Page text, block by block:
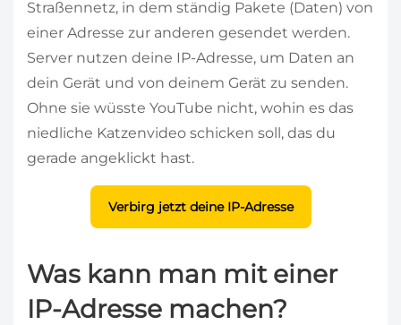
Straßennetz, in dem ständig Pakete (Daten) von
einer Adresse zur anderen gesendet werden.
Server nutzen deine IP-Adresse, um Daten an
dein Gerät und von deinem Gerät zu senden.
Ohne sie wüsste YouTube nicht, wohin es das
niedliche Katzenvideo schicken soll, das du
gerade angeklickt hast.
Verbirg jetzt deine IP-Adresse
Was kann man mit einer
IP-Adresse machen?